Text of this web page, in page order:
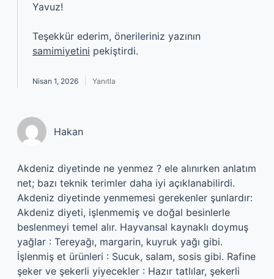
Yavuz!
Teşekkür ederim, önerileriniz yazının
samimiyetini pekiştirdi.
Nisan 1, 2026 Yanıtla
Hakan
Akdeniz diyetinde ne yenmez ? ele alınırken anlatım
net; bazı teknik terimler daha iyi açıklanabilirdi.
Akdeniz diyetinde yenmemesi gerekenler şunlardır:
Akdeniz diyeti, işlenmemiş ve doğal besinlerle
beslenmeyi temel alır. Hayvansal kaynaklı doymuş
yağlar : Tereyağı, margarin, kuyruk yağı gibi.
İşlenmiş et ürünleri : Sucuk, salam, sosis gibi. Rafine
şeker ve şekerli yiyecekler : Hazır tatlılar, şekerli